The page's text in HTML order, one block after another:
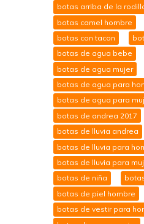
botas arriba de la
botas camel hombre
botas con tacon
botas de agua bebe
botas de agua mujer
botas de agua para
botas de agua para
botas de andrea 2017
botas de lluvia andrea
botas de lluvia para
botas de lluvia para
botas de niña
botas de piel hombre
botas de vestir para